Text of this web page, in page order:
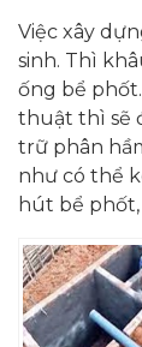
Việc xây
sinh. Thì
ống bể
thuật thì sẽ
trữ phân
như có thể
hút bể